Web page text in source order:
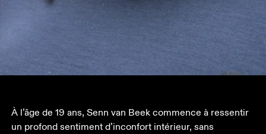
À l’âge de 19 ans, Senn van Beek commence à ressentir
un profond sentiment d’inconfort intérieur, sans